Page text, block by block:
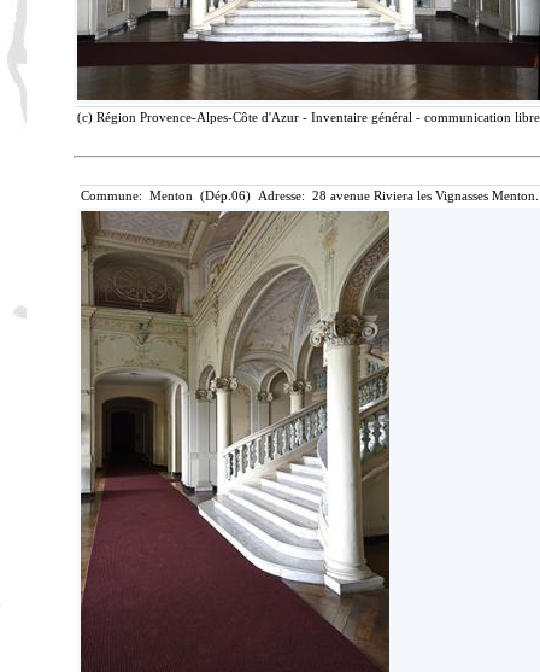
(c) Région Provence-Alpes-Côte d'Azur - Inventaire général - communication
Commune: Menton (Dép.06) Adresse: 28 avenue Riviera les Vignasses